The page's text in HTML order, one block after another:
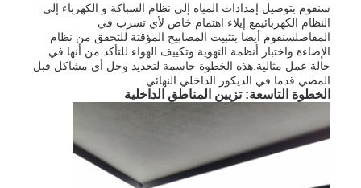
سنقوم بتوصيل إمدادات المياه إلى نظام السباكة و الكهرباء إلى
النظام الكهربائيمع إيلاء اهتمام خاص لأي تسرب في
المفاصلسنقوم أيضا بتثبيت المصابيح المؤقتة للتحقق من نظام
الإضاءة واختبار أنظمة التهوية وتكييف الهواء للتأكد من أنها في
حالة عمل مثالية.هذه الخطوة حاسمة لتحديد وحل أي مشاكل قبل
المضي قدما في الديكور الداخلي النهائي.
الخطوة التاسعة: تزيين المناطق الداخلية